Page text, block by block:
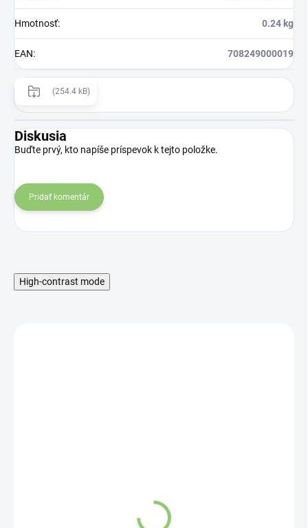
Hmotnosť: 0.24 kg
EAN: 708249000019
(254.4 kB)
Diskusia
Buďte prvý, kto napíše príspevok k tejto položke.
Pridať komentár
High-contrast mode